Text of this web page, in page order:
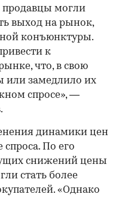
продавцы могли
выход на рынок,
конъюнктуры.
к
что, в свою
или замедлило их
спросе», —
динамики цен
По его
снижений цены
стать более
«Однако